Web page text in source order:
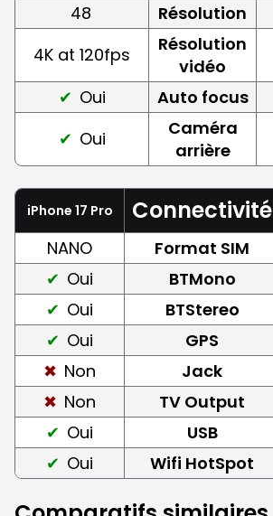
48
Résolution
4K at 120fps
Résolution
vidéo
Oui
Auto focus
Oui
Caméra
arrière
iPhone 17 Pro Connectivité
NANO Format SIM
Oui
BTMono
Oui
BTStereo
Oui
GPS
Non
Jack
Non
TV Output
Oui
USB
Oui
Wifi HotSpot